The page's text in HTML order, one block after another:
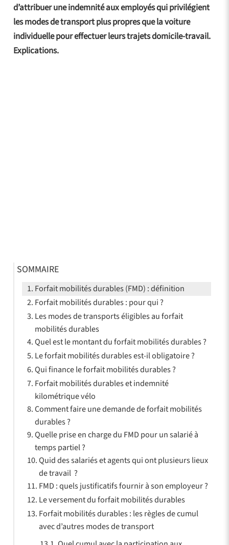
d’attribuer une indemnité aux employés qui privilégient
les modes de transport plus propres que la voiture
individuelle pour effectuer leurs trajets domicile-travail.
Explications.
SOMMAIRE
Forfait mobilités durables (FMD) : définition
Forfait mobilités durables : pour qui ?
Les modes de transports éligibles au forfait
mobilités durables
Quel est le montant du forfait mobilités durables ?
Le forfait mobilités durables est-il obligatoire ?
Qui finance le forfait mobilités durables ?
Forfait mobilités durables et indemnité
kilométrique vélo
Comment faire une demande de forfait mobilités
durables ?
Quelle prise en charge du FMD pour un salarié à
temps partiel ?
Quid des salariés et agents qui ont plusieurs lieux
de travail ?
FMD : quels justificatifs fournir à son employeur ?
Le versement du forfait mobilités durables
Forfait mobilités durables : les règles de cumul
avec d’autres modes de transport